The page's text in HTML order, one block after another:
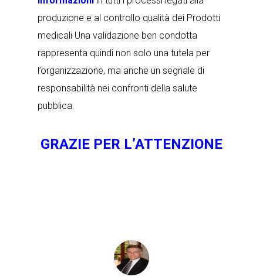
produzione e al controllo qualità dei Prodotti
medicali Una validazione ben condotta
rappresenta quindi non solo una tutela per
l’organizzazione, ma anche un segnale di
responsabilità nei confronti della salute
pubblica.
GRAZIE PER L’ATTENZIONE